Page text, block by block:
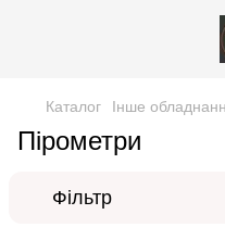
Каталог Інше
Пірометри
Фільтр